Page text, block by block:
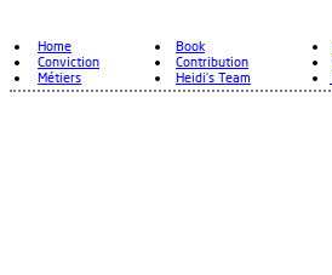
Home
Conviction
Métiers
Book
Contribution
Heidi's Team